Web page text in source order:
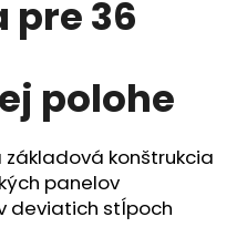
36
polohe
konštrukcia
panelov
deviatich stĺpoch